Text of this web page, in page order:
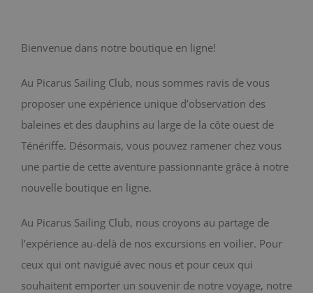
BOUTIQUE
CONTACT
Bienvenue dans notre boutique en ligne!
Au Picarus Sailing Club, nous sommes ravis de vous
proposer une expérience unique d’observation des
baleines et des dauphins au large de la côte ouest de
Ténériffe. Désormais, vous pouvez ramener chez vous
une partie de cette aventure passionnante grâce à notre
nouvelle boutique en ligne.
Au Picarus Sailing Club, nous croyons au partage de
l’expérience au-delà de nos excursions en voilier. Pour
ceux qui ont navigué avec nous et pour ceux qui
souhaitent emporter un souvenir de notre voyage, notre